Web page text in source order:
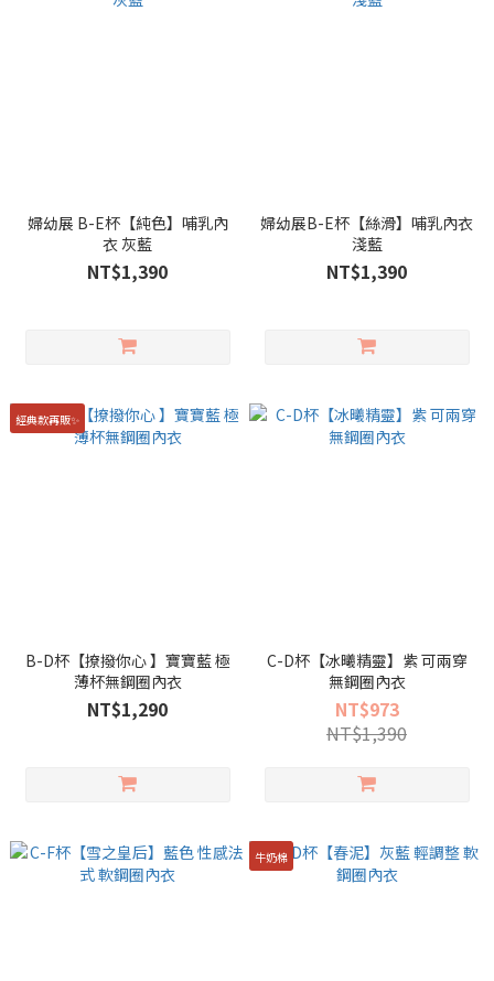
婦幼展 B-E杯【純色】哺乳內
衣 灰藍
NT$1,390
婦幼展B-E杯【絲滑】哺乳內衣
淺藍
NT$1,390
經典款再販✨
B-D杯【撩撥你心 】寶寶藍 極
薄杯無鋼圈內衣
NT$1,290
C-D杯【冰曦精靈】紫 可兩穿
無鋼圈內衣
NT$973
NT$1,390
牛奶棉